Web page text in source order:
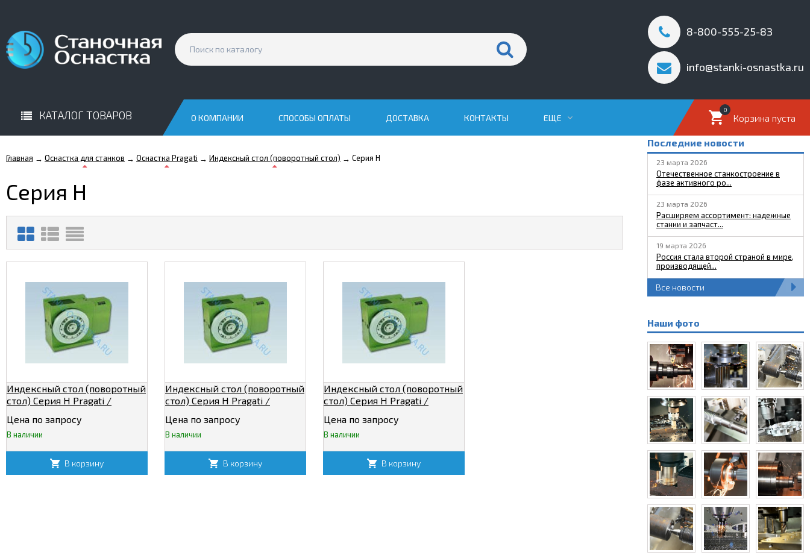
8-800-555-25-83
info@stanki-osnastka.ru
КАТАЛОГ ТОВАРОВ Корзина пуста
0
О КОМПАНИИ СПОСОБЫ ОПЛАТЫ ДОСТАВКА КОНТАКТЫ ЕЩЕ
Главная → Оснастка для станков → Оснастка Pragati → Индексный стол (поворотный стол) → Серия H
Серия H
Индексный стол (поворотный
стол) Серия H Pragati /
Цена по запросу
В наличии
В корзину
Индексный стол (поворотный
стол) Серия H Pragati /
Цена по запросу
В наличии
В корзину
Индексный стол (поворотный
стол) Серия H Pragati /
Цена по запросу
В наличии
В корзину
Последние новости
23 марта 2026
Отечественное станкостроение в
фазе активного ро...
23 марта 2026
Расширяем ассортимент: надежные
станки и запчаст...
19 марта 2026
Россия стала второй страной в мире,
производящей...
Все новости
Наши фото